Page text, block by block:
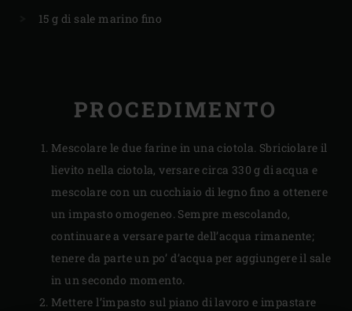
15 g di sale marino fino
PROCEDIMENTO
Mescolare le due farine in una ciotola. Sbriciolare il
lievito nella ciotola, versare circa 330 g di acqua e
mescolare con un cucchiaio di legno fino a ottenere
un impasto omogeneo. Sempre mescolando,
continuare a versare parte dell’acqua rimanente;
tenere da parte un po’ d’acqua per aggiungere il sale
in un secondo momento.
Mettere l’impasto sul piano di lavoro e impastare